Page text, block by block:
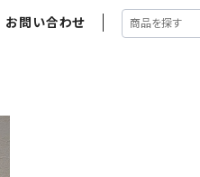
お問い合わせ